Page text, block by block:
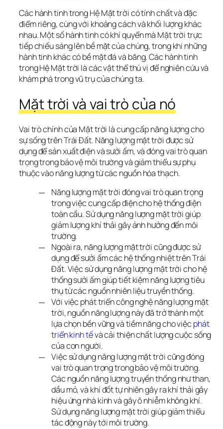
Các hành tinh trong Hệ Mặt trời có tính chất và đặc
điểm riêng, cùng với khoảng cách và khối lượng khác
nhau. Một số hành tinh có khí quyển mà Mặt trời trực
tiếp chiếu sáng lên bề mặt của chúng, trong khi những
hành tinh khác có bề mặt đá và băng. Các hành tinh
trong Hệ Mặt trời là các vật thể thú vị để nghiên cứu và
khám phá trong vũ trụ của chúng ta.
Mặt trời và vai trò của nó
Vai trò chính của Mặt trời là cung cấp năng lượng cho
sự sống trên Trái Đất. Năng lượng mặt trời được sử
dụng để sản xuất điện và sưởi ấm, và đóng vai trò quan
trọng trong bảo vệ môi trường và giảm thiểu sự phụ
thuộc vào năng lượng từ các nguồn hóa thạch.
Năng lượng mặt trời đóng vai trò quan trọng
trong việc cung cấp điện cho hệ thống điện
toàn cầu. Sử dụng năng lượng mặt trời giúp
giảm lượng khí thải gây ảnh hưởng đến môi
trường.
Ngoài ra, năng lượng mặt trời cũng được sử
dụng để sưởi ấm các hệ thống nhiệt trên Trái
Đất. Việc sử dụng năng lượng mặt trời cho hệ
thống sưởi ấm giúp tiết kiệm năng lượng tiêu
thụ từ các nguồn nhiên liệu truyền thống.
Với việc phát triển công nghệ năng lượng mặt
trời, nguồn năng lượng này đã trở thành một
lựa chọn bền vững và tiềm năng cho việc phát
triển kinh tếvà cải thiện chất lượng cuộc sống
của con người.
Việc sử dụng năng lượng mặt trời cũng đóng
vai trò quan trọng trong bảo vệ môi trường.
Các nguồn năng lượng truyền thống như than,
dầu mỏ, và khí đốt tự nhiên gây ra khí thải gây
hiệu ứng nhà kính và gây ô nhiễm không khí.
Sử dụng năng lượng mặt trời giúp giảm thiểu
tác động này tới môi trường.